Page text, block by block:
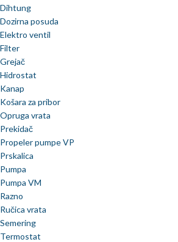
Dihtung
Dozirna posuda
Elektro ventil
Filter
Grejač
Hidrostat
Kanap
Košara za pribor
Opruga vrata
Prekidač
Propeler pumpe VP
Prskalica
Pumpa
Pumpa VM
Razno
Ručica vrata
Semering
Termostat